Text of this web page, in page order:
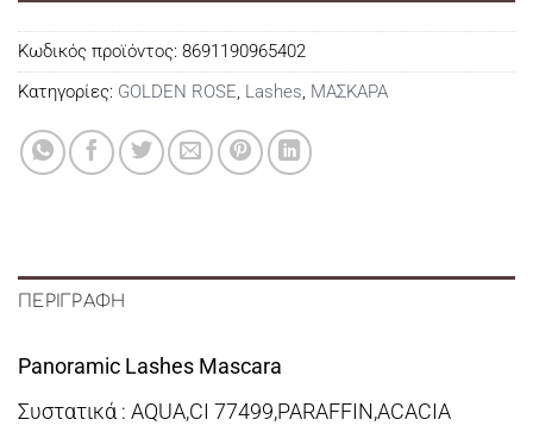
Κωδικός προϊόντος: 8691190965402
Κατηγορίες: GOLDEN ROSE, Lashes, ΜΑΣΚΑΡΑ
ΠΕΡΙΓΡΑΦΉ
Panoramic Lashes Mascara
Συστατικά : AQUA,CI 77499,PARAFFIN,ACACIA